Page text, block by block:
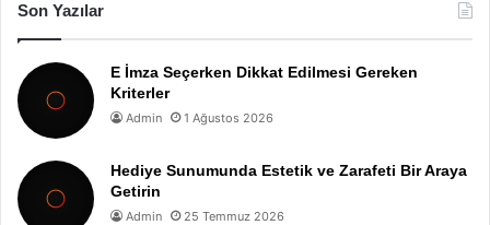
Son Yazılar
E İmza Seçerken Dikkat Edilmesi Gereken
Kriterler
Admin 1 Ağustos 2026
Hediye Sunumunda Estetik ve Zarafeti Bir Araya
Getirin
Admin 25 Temmuz 2026